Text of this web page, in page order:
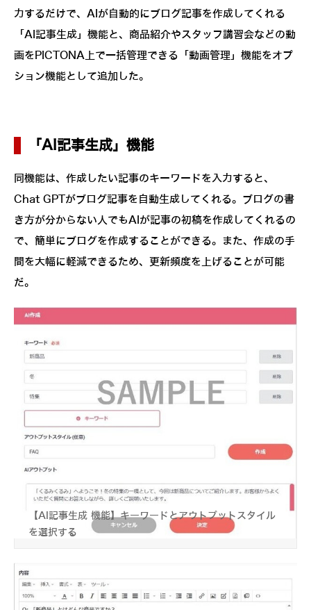
力するだけで、AIが自動的にブログ記事を作成してくれる
「AI記事生成」機能と、商品紹介やスタッフ講習会などの動
画をPICTONA上で一括管理できる「動画管理」機能をオプ
ション機能として追加した。
「AI記事生成」機能
同機能は、作成したい記事のキーワードを入力すると、
Chat GPTがブログ記事を自動生成してくれる。ブログの書
き方が分からない人でもAIが記事の初稿を作成してくれるの
で、簡単にブログを作成することができる。また、作成の手
間を大幅に軽減できるため、更新頻度を上げることが可能
だ。
【AI記事生成 機能】キーワードとアウトプットスタイル
を選択する